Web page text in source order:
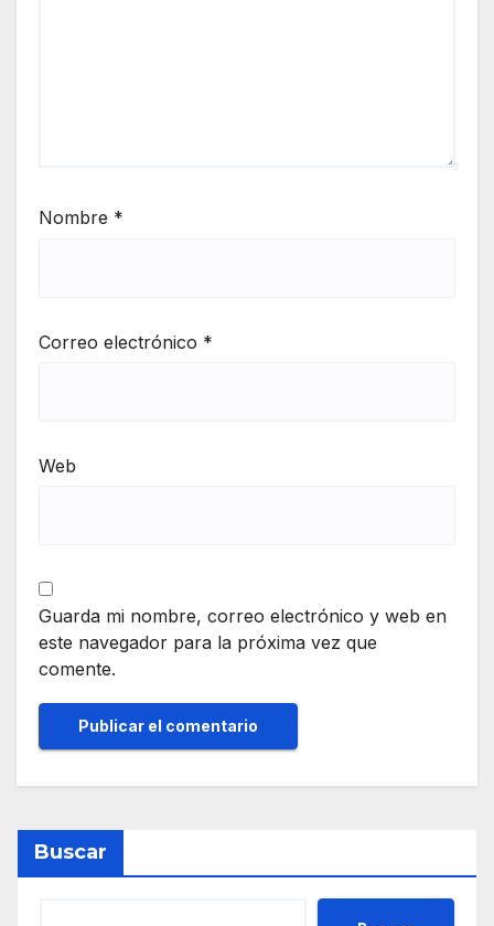
Nombre *
Correo electrónico *
Web
Guarda mi nombre, correo electrónico y web en
este navegador para la próxima vez que
comente.
Buscar